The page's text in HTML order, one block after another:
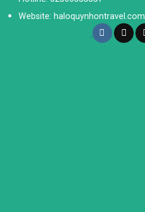
Website: haloquynhontravel.com